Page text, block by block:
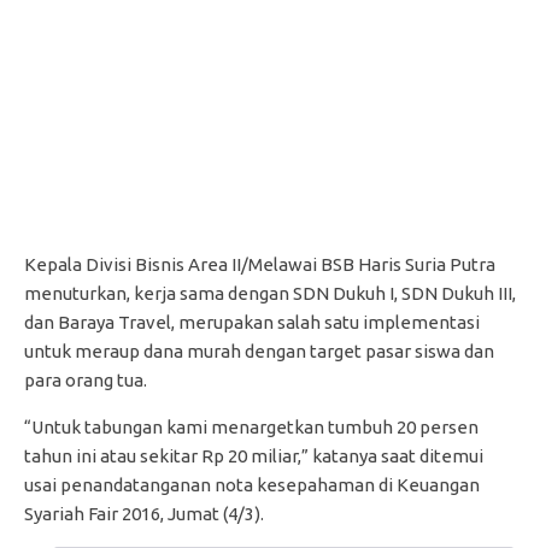
Kepala Divisi Bisnis Area II/Melawai BSB Haris Suria Putra
menuturkan, kerja sama dengan SDN Dukuh I, SDN Dukuh III,
dan Baraya Travel, merupakan salah satu implementasi
untuk meraup dana murah dengan target pasar siswa dan
para orang tua.
“Untuk tabungan kami menargetkan tumbuh 20 persen
tahun ini atau sekitar Rp 20 miliar,” katanya saat ditemui
usai penandatanganan nota kesepahaman di Keuangan
Syariah Fair 2016, Jumat (4/3).